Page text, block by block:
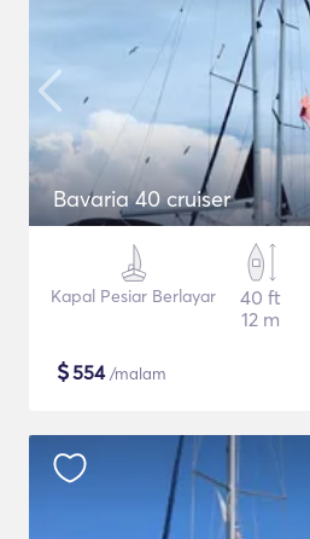
Bavaria 40 cruiser
Kapal Pesiar Berlayar
40 ft
12 m
$554/malam